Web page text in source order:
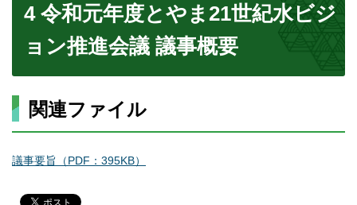
4 令和元年度とやま21世紀水ビジ
ョン推進会議 議事概要
関連ファイル
議事要旨（PDF：395KB）